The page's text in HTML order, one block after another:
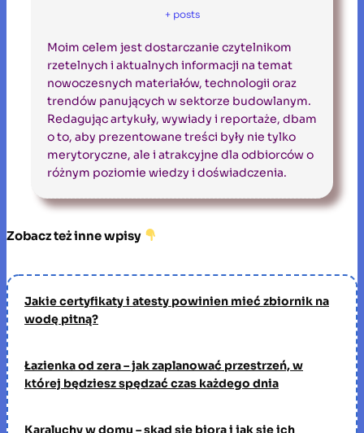
+ posts
Moim celem jest dostarczanie czytelnikom
rzetelnych i aktualnych informacji na temat
nowoczesnych materiałów, technologii oraz
trendów panujących w sektorze budowlanym.
Redagując artykuły, wywiady i reportaże, dbam
o to, aby prezentowane treści były nie tylko
merytoryczne, ale i atrakcyjne dla odbiorców o
różnym poziomie wiedzy i doświadczenia.
Zobacz też inne wpisy
Jakie certyfikaty i atesty powinien mieć zbiornik na
wodę pitną?
Łazienka od zera – jak zaplanować przestrzeń, w
której będziesz spędzać czas każdego dnia
Karaluchy w domu – skąd się biorą i jak się ich